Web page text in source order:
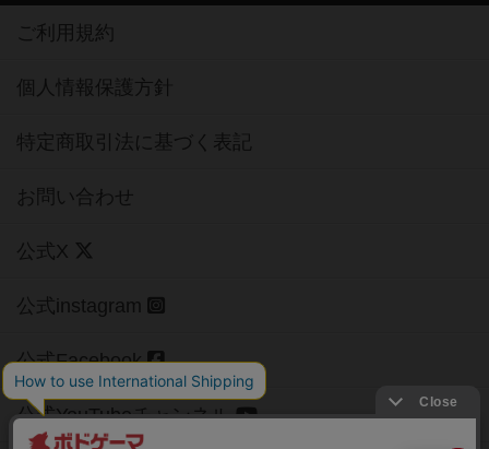
ご利用規約
個人情報保護方針
特定商取引法に基づく表記
お問い合わせ
公式X
公式instagram
公式Facebook
公式YouTubeチャンネル